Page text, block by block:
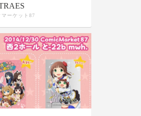
マーケット87